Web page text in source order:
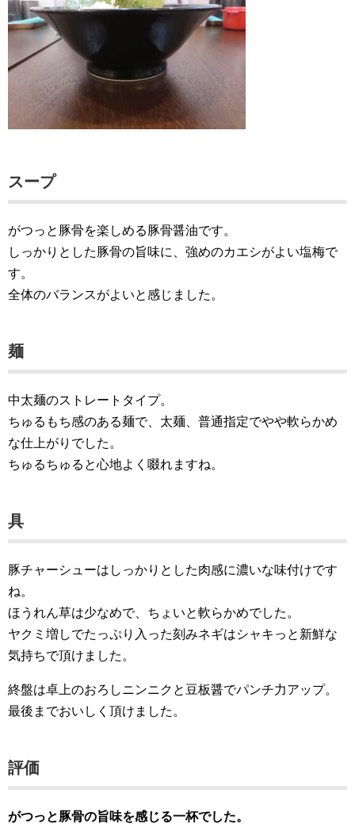
スープ
がつっと豚骨を楽しめる豚骨醤油です。
しっかりとした豚骨の旨味に、強めのカエシがよい塩梅で
す。
全体のバランスがよいと感じました。
麺
中太麺のストレートタイプ。
ちゅるもち感のある麺で、太麺、普通指定でやや軟らかめ
な仕上がりでした。
ちゅるちゅると心地よく啜れますね。
具
豚チャーシューはしっかりとした肉感に濃いな味付けです
ね。
ほうれん草は少なめで、ちょいと軟らかめでした。
ヤクミ増しでたっぷり入った刻みネギはシャキっと新鮮な
気持ちで頂けました。
終盤は卓上のおろしニンニクと豆板醤でパンチ力アップ。
最後までおいしく頂けました。
評価
がつっと豚骨の旨味を感じる一杯でした。